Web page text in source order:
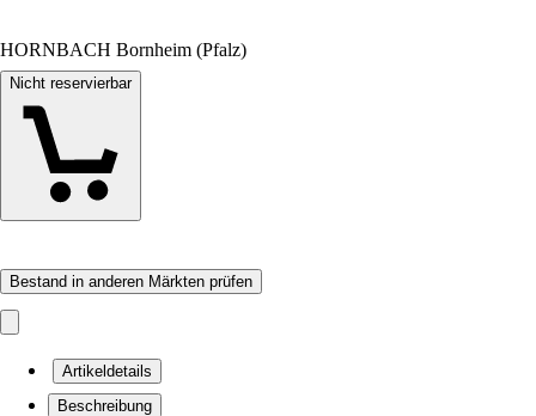
HORNBACH Bornheim (Pfalz)
Nicht reservierbar
Bestand in anderen Märkten prüfen
Artikeldetails
Beschreibung